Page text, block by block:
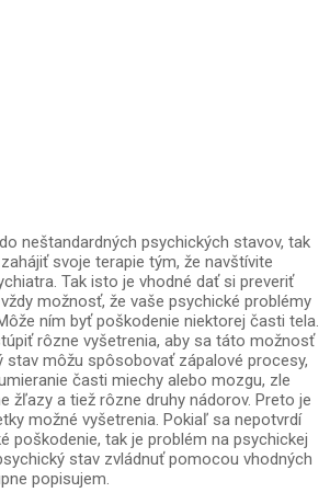
neštandardných psychických stavov, tak
svoje terapie tým, že navštívite
Tak isto je vhodné dať si preveriť
možnosť, že vaše psychické problémy
ním byť poškodenie niektorej časti tela.
rôzne vyšetrenia, aby sa táto možnosť
stav môžu spôsobovať zápalové procesy,
časti miechy alebo mozgu, zle
žľazy a tiež rôzne druhy nádorov. Preto je
možné vyšetrenia. Pokiaľ sa nepotvrdí
poškodenie, tak je problém na psychickej
stav zvládnuť pomocou vhodných
popisujem.